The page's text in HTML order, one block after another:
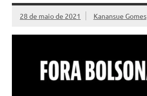
28 de maio de 2021 Kanansue Gomes